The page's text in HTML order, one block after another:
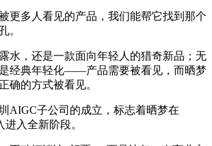
更多人看见的产品，我们能帮它找到那个
。
水，还是一款面向年轻人的猎奇新品；无
经典年轻化——产品需要被看见，而晒梦
确的方式被看见。
AIGC子公司的成立，标志着晒梦在
入全新阶段。